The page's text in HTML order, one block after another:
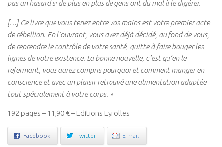
pas un hasard si de plus en plus de gens ont du mal à le digérer.
[…] Ce livre que vous tenez entre vos mains est votre premier acte
de rébellion. En l’ouvrant, vous avez déjà décidé, au fond de vous,
de reprendre le contrôle de votre santé, quitte à faire bouger les
lignes de votre existence. La bonne nouvelle, c’est qu’en le
refermant, vous aurez compris pourquoi et comment manger en
conscience et avec un plaisir retrouvé une alimentation adaptée
tout spécialement à votre corps. »
192 pages – 11,90 € – Editions Eyrolles
Facebook Twitter E-mail